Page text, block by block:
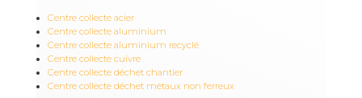
Centre collecte acier
Centre collecte aluminium
Centre collecte aluminium recyclé
Centre collecte cuivre
Centre collecte déchet chantier
Centre collecte déchet métaux non ferreux